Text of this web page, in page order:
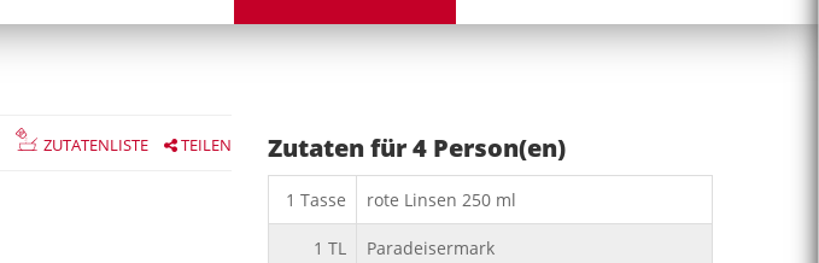
ZUTATENLISTE TEILEN Zutaten für4 Person(en)
1 Tasse rote Linsen 250 ml
1 TL Paradeisermark